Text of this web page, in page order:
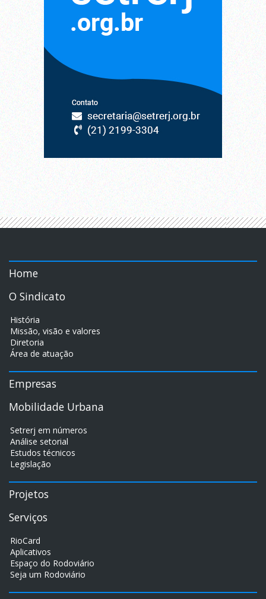
Home
O Sindicato
História
Missão, visão e valores
Diretoria
Área de atuação
Empresas
Mobilidade Urbana
Setrerj em números
Análise setorial
Estudos técnicos
Legislação
Projetos
Serviços
RioCard
Aplicativos
Espaço do Rodoviário
Seja um Rodoviário